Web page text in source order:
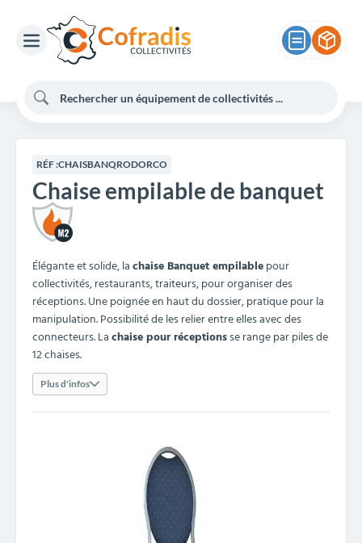
RÉF :CHAISBANQRODORCO
Chaise empilable de banquet
Élégante et solide, lachaise Banquetempilablepour
collectivités, restaurants, traiteurs, pour organiser des
réceptions. Une poignée en haut du dossier, pratique pour la
manipulation. Possibilité de les relier entre elles avec des
connecteurs. Lachaise pour réceptionsse range par piles de
12 chaises.
Plus d'infos